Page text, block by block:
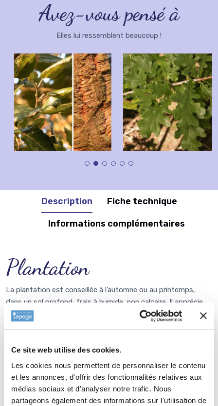
Ce site web utilise des cookies.
Les cookies nous permettent de personnaliser le contenu
et les annonces, d'offrir des fonctionnalités relatives aux
médias sociaux et d'analyser notre trafic. Nous
partageons également des informations sur l'utilisation de
Avez-vous pensé à
Elles lui ressemblent beaucoup !
Description Fiche technique
Informations complémentaires
Plantation
La plantation est conseillée à l’automne ou au printemps,
dans un sol profond, frais à humide, non calcaire. Il apprécie
les terres légèrement acides et tolère bien les sols lourds, à
et une belle coloration automnale.
Faire un trou de 4/5 fois la taille de la motte, notamment afin
d'ameublir le sol, mettre environ un kg de
fond du trou (de la nourriture pour 3 ans (!), et rajouter au-